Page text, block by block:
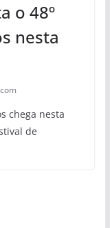
o 48º
nesta
chega nesta
de